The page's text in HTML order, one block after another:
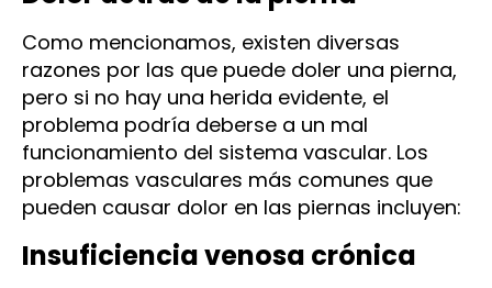
Como mencionamos, existen diversas
razones por las que puede doler una pierna,
pero si no hay una herida evidente, el
problema podría deberse a un mal
funcionamiento del sistema vascular. Los
problemas vasculares más comunes que
pueden causar dolor en las piernas incluyen:
Insuficiencia venosa crónica